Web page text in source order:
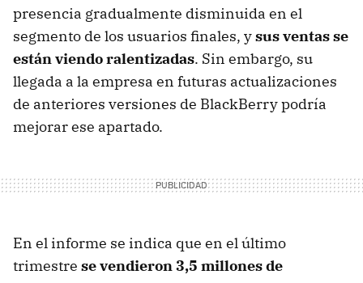
presencia gradualmente disminuida en el
segmento de los usuarios finales, ysus ventas se
están viendo ralentizadas. Sin embargo, su
llegada a la empresa en futuras actualizaciones
de anteriores versiones de BlackBerry podría
mejorar ese apartado.
En el informe se indica que en el último
trimestre se vendieron 3,5 millones de